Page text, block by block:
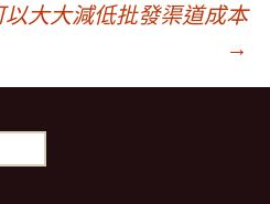
大大減低批發渠道成本
→